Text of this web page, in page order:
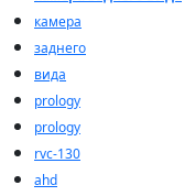
камера
заднего
вида
prology
prology
rvc-130
ahd